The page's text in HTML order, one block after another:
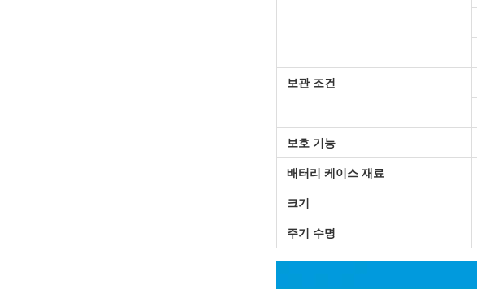
보관 조건
보호 기능
배터리 케이스 재료
크기
주기 수명